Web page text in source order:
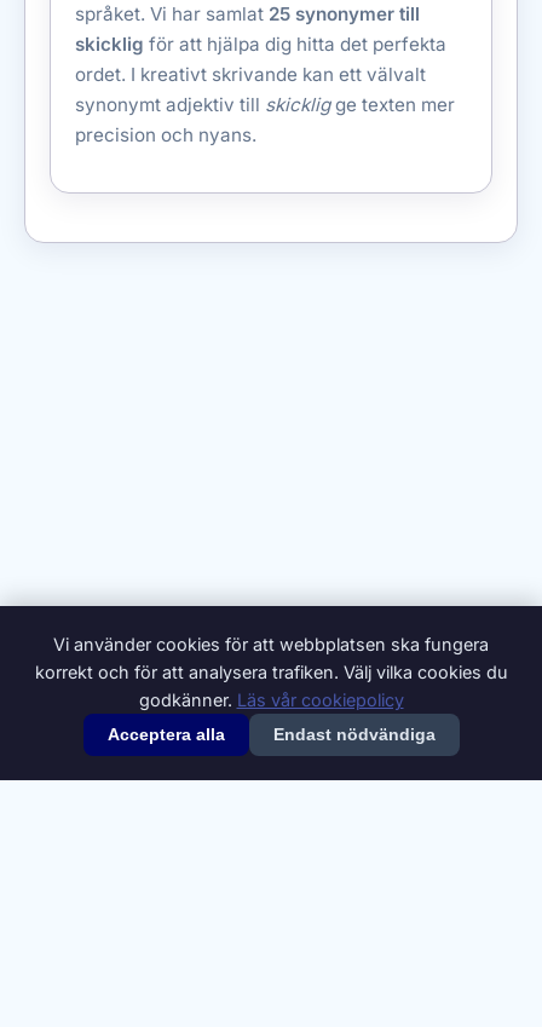
språket. Vi har samlat 25 synonymer till
skicklig för att hjälpa dig hitta det perfekta
ordet. I kreativt skrivande kan ett välvalt
synonymt adjektiv till skickligge texten mer
precision och nyans.
© 2026 Synonymer.it.com – Svenskt synonymlexikon
Vi använder cookies för att webbplatsen ska fungera
korrekt och för att analysera trafiken. Välj vilka cookies du
godkänner. Läs vår cookiepolicy
Acceptera alla Endast nödvändiga